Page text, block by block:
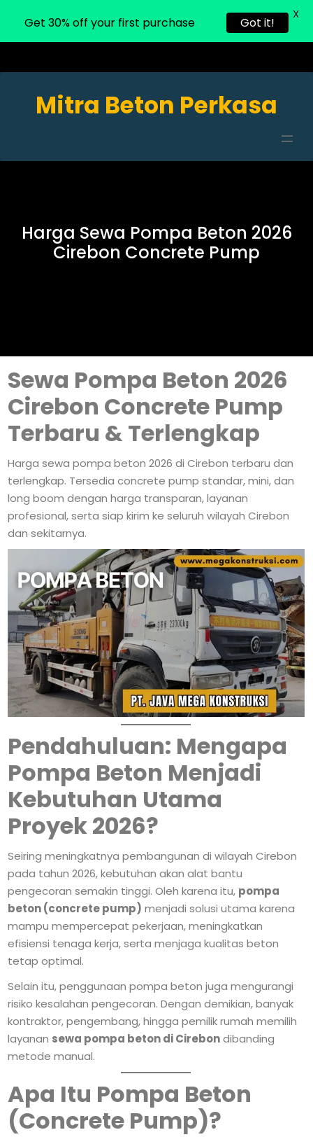
Mitra Beton Perkasa
Harga Sewa Pompa Beton 2026
Cirebon Concrete Pump
Sewa Pompa Beton 2026
Cirebon Concrete Pump
Terbaru & Terlengkap
Harga sewa pompa beton 2026 di Cirebon terbaru dan
terlengkap. Tersedia concrete pump standar, mini, dan
long boom dengan harga transparan, layanan
profesional, serta siap kirim ke seluruh wilayah Cirebon
dan sekitarnya.
Pendahuluan: Mengapa
Pompa Beton Menjadi
Kebutuhan Utama
Proyek 2026?
Seiring meningkatnya pembangunan di wilayah Cirebon
pada tahun 2026, kebutuhan akan alat bantu
pengecoran semakin tinggi. Oleh karena itu, pompa
beton (concrete pump) menjadi solusi utama karena
mampu mempercepat pekerjaan, meningkatkan
efisiensi tenaga kerja, serta menjaga kualitas beton
tetap optimal.
Selain itu, penggunaan pompa beton juga mengurangi
risiko kesalahan pengecoran. Dengan demikian, banyak
kontraktor, pengembang, hingga pemilik rumah memilih
layanan sewa pompa beton di Cirebondibanding
metode manual.
Apa Itu Pompa Beton
(Concrete Pump)?
Get 30% off your first purchase Got it!
X